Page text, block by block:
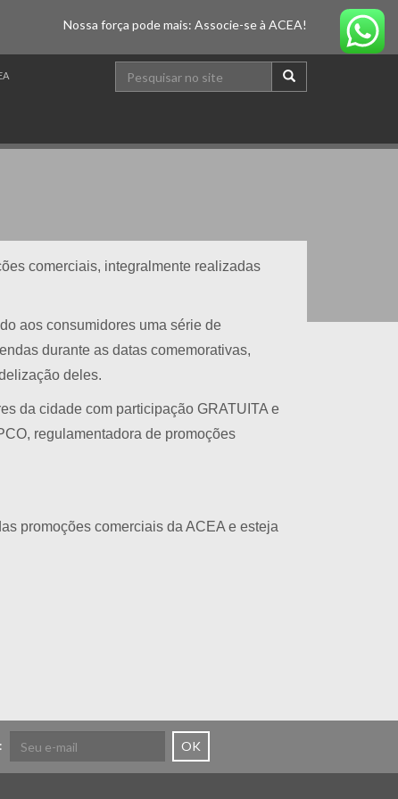
Nossa força pode mais: Associe-se à ACEA!
comerciais, integralmente realizadas
aos consumidores uma série de
durante as datas comemorativas,
deles.
da cidade com participação GRATUITA e
regulamentadora de promoções
promoções comerciais da ACEA e esteja
OK